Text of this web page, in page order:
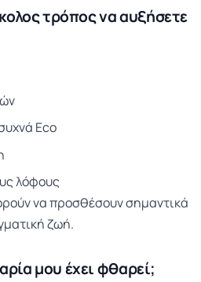
τρόπος να αυξήσετε
Eco
λόφους
να προσθέσουν σημαντικά
ζωή.
μου έχει φθαρεί;